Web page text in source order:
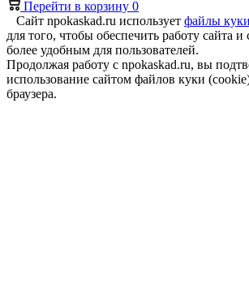
Перейти в корзину 0
Сайт npokaskad.ru использует файлы
для того, чтобы обеспечить работу сайта и
более удобным для пользователей.
Продолжая работу с npokaskad.ru, вы
использование сайтом файлов куки
браузера.